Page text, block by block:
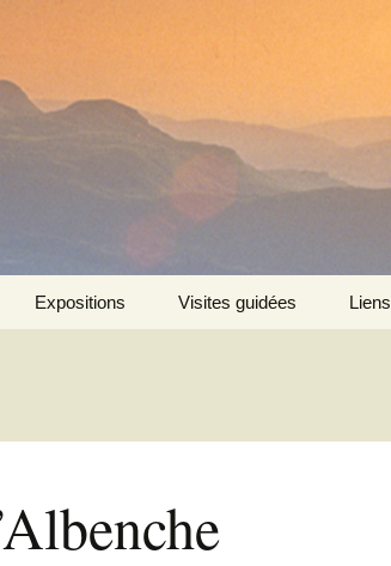
Expositions Visites guidées Liens